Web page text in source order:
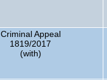
Criminal Appeal
1819/2017
(with)